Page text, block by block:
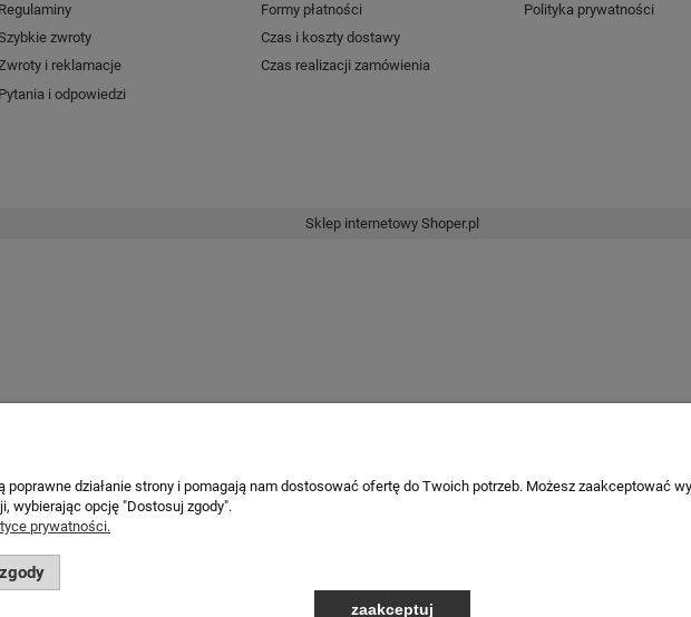
Regulaminy
zwroty
i reklamacje
Pytania i odpowiedzi
Formy płatności
Czas i koszty dostawy
Czas realizacji zamówienia
Polityka prywatności
Sklep internetowy Shoper.pl
działanie strony i pomagają nam dostosować ofertę do Twoich potrzeb. Możesz zaakceptować
wybierając opcję "Dostosuj zgody".
prywatności.
zaakceptuj